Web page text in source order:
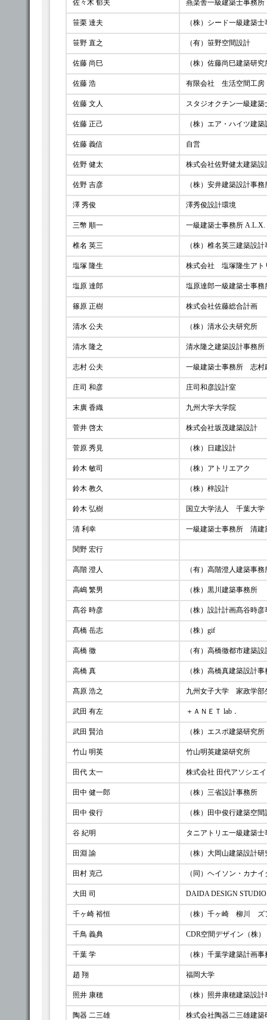
佐々木 郁夫 燕楽舎一級建築士事務所
笹栗 達夫 （株）シード一級建築
笹野 直之 （有）笹野空間設計
佐藤 尚巳 （株）佐藤尚巳建築研
佐藤 浩 有限会社 生活空間工房
佐藤 文人 スタジオクチン一級建
佐藤 正己 （株）エア・ハイツ建
佐藤 義信 自営
佐野 健太 株式会社佐野健太建築
佐野 吉彦 （株）安井建築設計事
澤 秀俊 澤秀俊設計環境
三幣 順一 一級建築士事務所 A.L.X.
椎名 英三 （株）椎名英三建築設
塩塚 隆生 株式会社 塩塚隆生アト
塩原 達郎 塩原達郎一級建築士事
篠原 正樹 株式会社佐藤総合計画
清水 公夫 （株）清水公夫研究所
清水 隆之 清水隆之建築設計事務所
志村 公夫 一級建築士事務所 志村
庄司 和彦 庄司和彦設計室
末廣 香織 九州大学大学院
菅井 啓太 株式会社坂茂建築設計
菅原 秀見 （株）日建設計
鈴木 敏司 （株）アトリエアク
鈴木 教久 （株）梓設計
鈴木 弘樹 国立大学法人 千葉大学
清 利幸 一級建築士事務所 清建
関野 宏行
高階 澄人 （有）高階澄人建築事
高嶋 繁男 （株）黒川建築事務所
髙谷 時彦 （株）設計計画髙谷時
髙橋 岳志 （株）gif
高橋 徹 （有）高橋徹都市建築
高橋 真 （株）高橋真建築設計
髙原 浩之 九州女子大学 家政学部
武田 有左 ＋ＡＮＥＴ lab．
武田 賢治 （株）エスポ建築研究所
竹山 明英 竹山明英建築研究所
田代 太一 株式会社 田代アソシエ
田中 健一郎 （株）三省設計事務所
田中 俊行 （株）田中俊行建築空
谷 紀明 タニアトリエ一級建築
田淵 諭 （株）大岡山建築設計
田村 克己 （同）ヘイソン・カナ
大田 司 DAIDA DESIGN
千ヶ崎 裕恒 （株）千ヶ崎 柳川 ズ
千鳥 義典 CDR空間デザイン（株）
千葉 学 （株）千葉学建築計画
趙 翔 福岡大学
照井 康穂 （株）照井康穂建築設
陶器 二三雄 株式会社陶器二三雄建